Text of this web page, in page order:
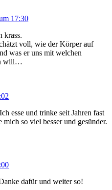
17:30
krass.
voll, wie der Körper auf
was er uns mit welchen
will…
esse und trinke seit Jahren fast
so viel besser und gesünder.
dafür und weiter so!